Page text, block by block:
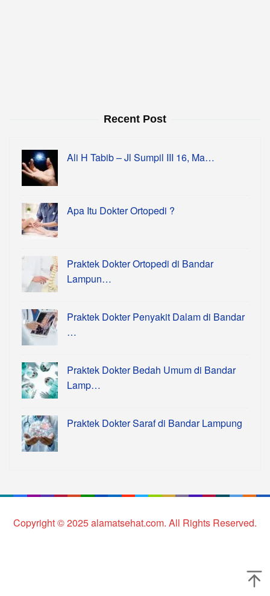
Recent Post
Ali H Tabib – Jl Sumpil III 16, Ma…
Apa Itu Dokter Ortopedi ?
Praktek Dokter Ortopedi di Bandar
Lampun…
Praktek Dokter Penyakit Dalam di Bandar
…
Praktek Dokter Bedah Umum di Bandar
Lamp…
Praktek Dokter Saraf di Bandar Lampung
Copyright © 2025 alamatsehat.com. All Rights Reserved.